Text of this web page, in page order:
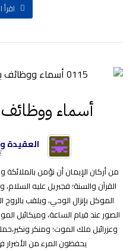
اقرأ
أسماء
العقيدة
من أركان الإيمان أن نؤمن
القرآن والسنة؛ فجبريل عليه
الموكل بإنزال الوحي، ويلقب
الصور عند قيام الساعة، وميكائيل
وعزرائيل ملك الموت؛ ومنكر
يحفظون المرء من الأضرار